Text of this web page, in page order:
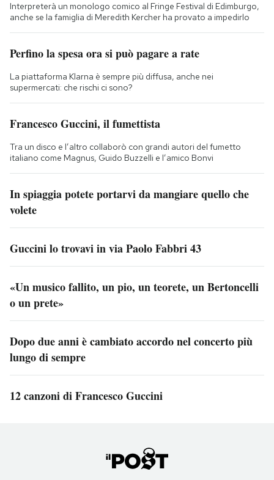
Interpreterà un monologo comico al Fringe Festival di Edimburgo,
anche se la famiglia di Meredith Kercher ha provato a impedirlo
Perfino la spesa ora si può pagare a rate
La piattaforma Klarna è sempre più diffusa, anche nei
supermercati: che rischi ci sono?
Francesco Guccini, il fumettista
Tra un disco e l’altro collaborò con grandi autori del fumetto
italiano come Magnus, Guido Buzzelli e l’amico Bonvi
In spiaggia potete portarvi da mangiare quello che
volete
Guccini lo trovavi in via Paolo Fabbri 43
«Un musico fallito, un pio, un teorete, un Bertoncelli
o un prete»
Dopo due anni è cambiato accordo nel concerto più
lungo di sempre
12 canzoni di Francesco Guccini